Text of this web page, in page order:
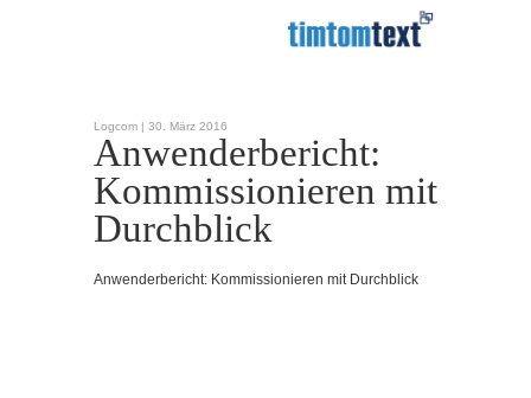
Logcom | 30. März 2016
Anwenderbericht:
Kommissionieren mit
Durchblick
Anwenderbericht: Kommissionieren mit Durchblick